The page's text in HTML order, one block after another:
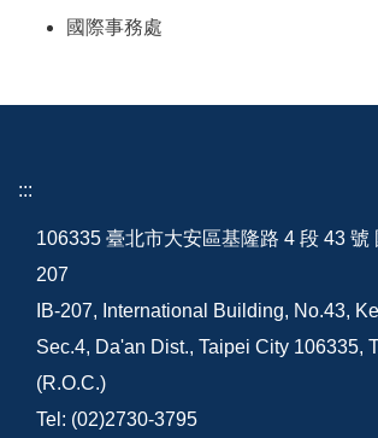
國際事務處
:::
106335 臺北市大安區基隆路 4 段 43 號
207
IB-207, International Building, No.43,
Sec.4, Da'an Dist., Taipei City 106335,
(R.O.C.)
Tel: (02)2730-3795